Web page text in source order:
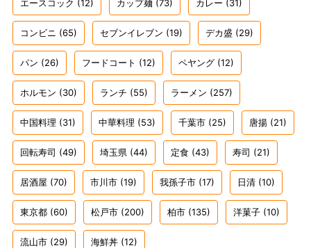
エースコック (12) カップ麺 (73) カレー (31)
コンビニ (65) セブンイレブン (19) デカ盛 (29)
パン (26) フードコート (12) ペヤング (12)
ホルモン (30) ランチ (55) ラーメン (257)
中国料理 (31) 中華料理 (53) 千葉市 (25) 唐揚 (21)
回転寿司 (49) 埼玉県 (44) 定食 (43) 寿司 (21)
居酒屋 (70) 市川市 (19) 我孫子市 (17) 日清 (10)
東京都 (60) 松戸市 (200) 柏市 (135) 洋菓子 (10)
流山市 (29) 海鮮丼 (12)